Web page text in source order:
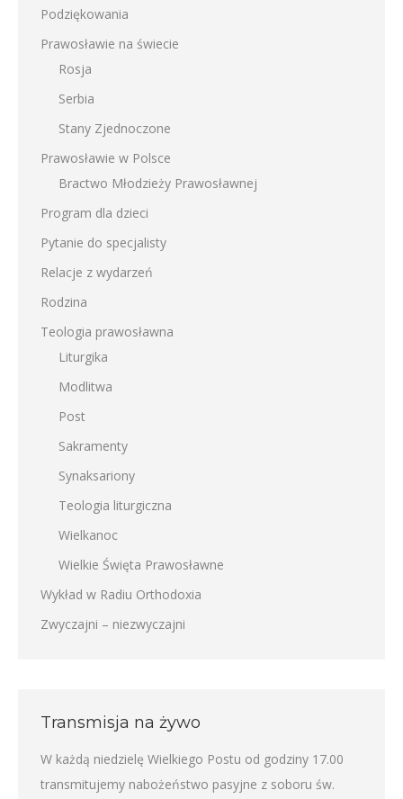
Podziękowania
Prawosławie na świecie
Rosja
Serbia
Stany Zjednoczone
Prawosławie w Polsce
Bractwo Młodzieży Prawosławnej
Program dla dzieci
Pytanie do specjalisty
Relacje z wydarzeń
Rodzina
Teologia prawosławna
Liturgika
Modlitwa
Post
Sakramenty
Synaksariony
Teologia liturgiczna
Wielkanoc
Wielkie Święta Prawosławne
Wykład w Radiu Orthodoxia
Zwyczajni – niezwyczajni
Transmisja na żywo
W każdą niedzielę Wielkiego Postu od godziny 17.00
transmitujemy nabożeństwo pasyjne z soboru św.